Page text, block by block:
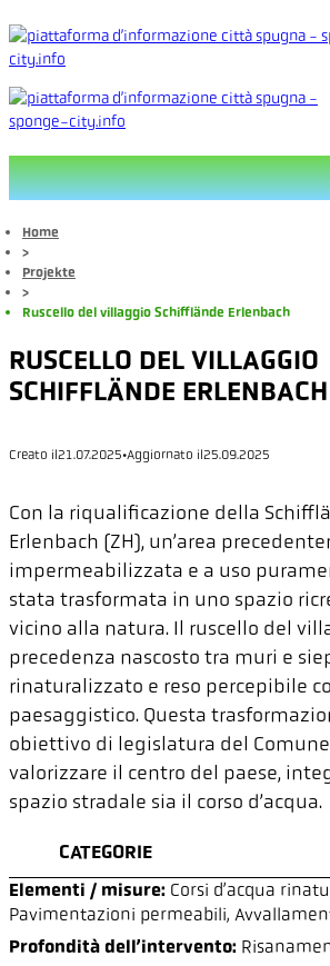
al
contenuto
Home
>
Projekte
>
Ruscello del villaggio Schifflände Erlenbach
RUSCELLO DEL VILLAGGIO
SCHIFFLÄNDE ERLENBACH
Creato il21.07.2025•Aggiornato il25.09.2025
Con la riqualificazione della
Erlenbach (ZH), un’area
impermeabilizzata e a uso
stata trasformata in uno spazio
vicino alla natura. Il ruscello del
precedenza nascosto tra muri e
rinaturalizzato e reso percepibile
paesaggistico. Questa
obiettivo di legislatura del
valorizzare il centro del paese,
spazio stradale sia il corso d’acqua.
CATEGORIE
Elementi / misure: Corsi d’acqua
Pavimentazioni permeabili,
Profondità dell’intervento: